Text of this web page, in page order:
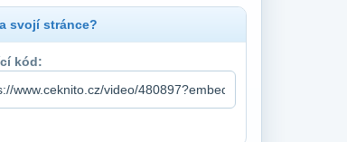
svojí stránce?
kód: